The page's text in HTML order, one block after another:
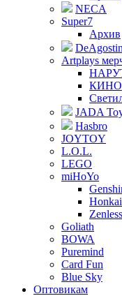
NECA
Super7
Архив
Artplays
КИНО
JADA
Hasbro
JOYTOY
L.O.L.
LEGO
miHoYo
Goliath
BOWA
Puremind
Card Fun
Blue Sky
Оптовикам